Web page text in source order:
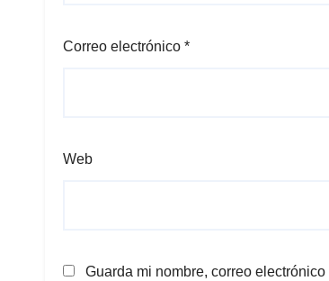
Correo electrónico *
Web
Guarda mi nombre, correo